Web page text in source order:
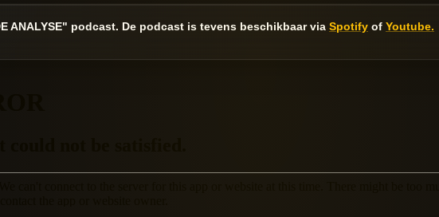
ANALYSE" podcast. De podcast is tevens beschikbaar via Spotify of Youtube.